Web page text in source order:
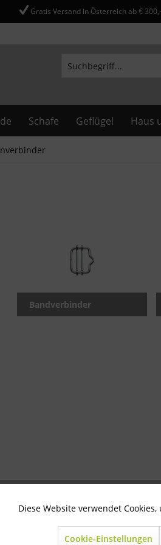
Gratis Versand in Österreich ab €
Schafe Geflügel Haus
Bandverbinder
notwendig
Diese Website verwendet
Cookie-Einstellungen